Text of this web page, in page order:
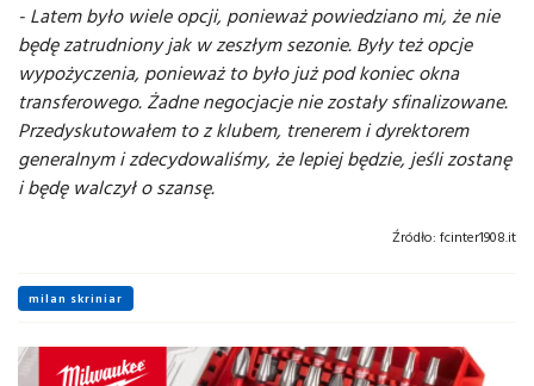
- Latem było wiele opcji, ponieważ powiedziano mi, że nie
będę zatrudniony jak w zeszłym sezonie. Były też opcje
wypożyczenia, ponieważ to było już pod koniec okna
transferowego. Żadne negocjacje nie zostały sfinalizowane.
Przedyskutowałem to z klubem, trenerem i dyrektorem
generalnym i zdecydowaliśmy, że lepiej będzie, jeśli zostanę
i będę walczył o szansę.
Źródło: fcinter1908.it
milan skriniar